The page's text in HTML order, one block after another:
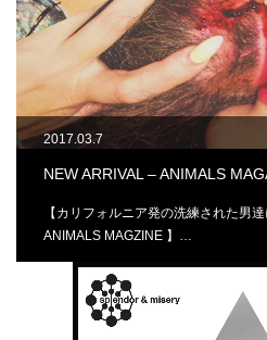
2017.03.7
NEW ARRIVAL – ANIMALS
【カリフォルニア発の洗練された男
ANIMALS MAGZINE 】…